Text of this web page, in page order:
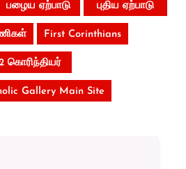
பழைய ஏற்பாடு புதிய ஏற்பாடு
First Corinthians
கொரிந்தியர்
Gallery Main Site